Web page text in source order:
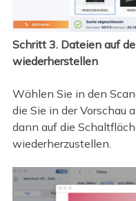
Schritt 3. Dateien auf
wiederherstellen
Wählen Sie in den
die Sie in der Vorschau
dann auf die
wiederherzustellen.